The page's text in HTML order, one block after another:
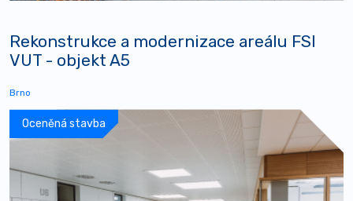
Rekonstrukce a modernizace areálu FSI
VUT - objekt A5
Brno
Oceněná stavba